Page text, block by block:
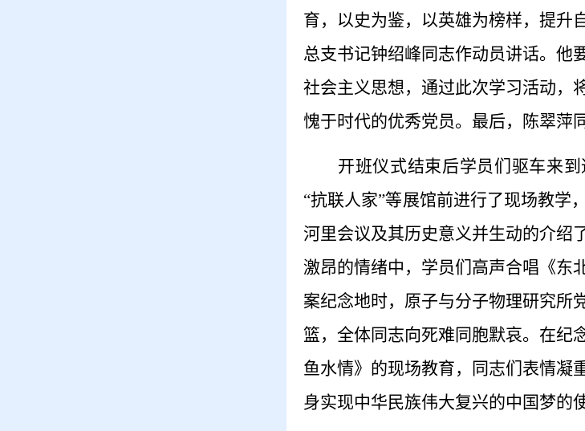
育，以史为鉴，以英雄为榜样，提升
总支书记钟绍峰同志作动员讲话。他
社会主义思想，通过此次学习活动，
愧于时代的优秀党员。最后，陈翠萍
开班仪式结束后学员们驱车来
“抗联人家”等展馆前进行了现场教学
河里会议及其历史意义并生动的介绍
激昂的情绪中，学员们高声合唱《东
案纪念地时，原子与分子物理研究所
篮，全体同志向死难同胞默哀。在纪
鱼水情》的现场教育，同志们表情凝
身实现中华民族伟大复兴的中国梦的